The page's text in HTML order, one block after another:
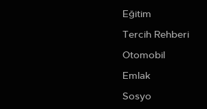
Eğitim
Tercih Rehberi
Otomobil
Emlak
Sosyo